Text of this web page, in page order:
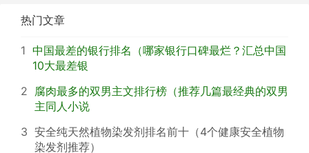
热门文章
1 中国最差的银行排名（哪家银行口碑最烂？汇总中国
10大最差银
2
腐肉最多的双男主文排行榜（推荐几篇最经典的双男
主同人小说
3 安全纯天然植物染发剂排名前十（4个健康安全植物
染发剂推荐）